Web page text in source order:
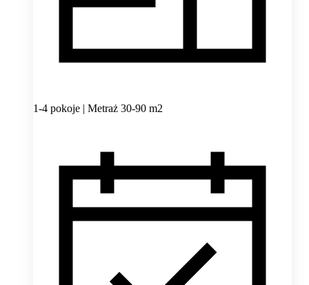
1-4 pokoje | Metraż 30-90 m2